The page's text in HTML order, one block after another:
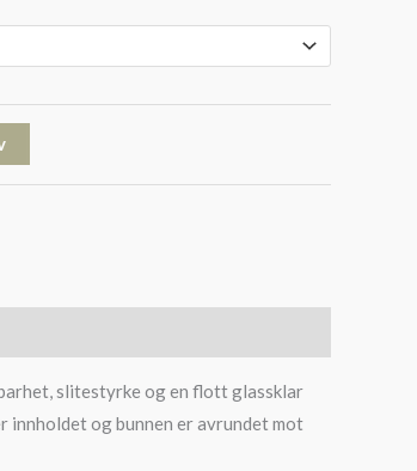
slitestyrke og en flott glassklar
innholdet og bunnen er avrundet mot